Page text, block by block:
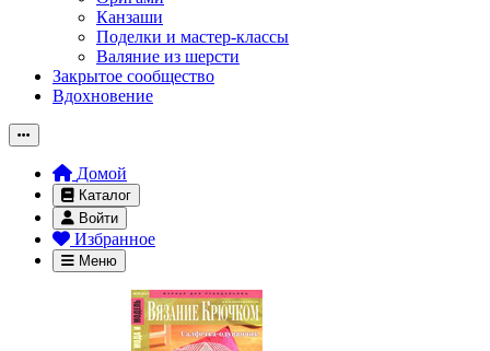
Канзаши
Поделки и мастер-классы
Валяние из шерсти
Закрытое сообщество
Вдохновение
Домой
Каталог
Войти
Избранное
Меню